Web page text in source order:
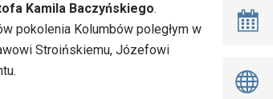
Kamila Baczyńskiego.
pokolenia Kolumbów poległym w
Stroińskiemu, Józefowi